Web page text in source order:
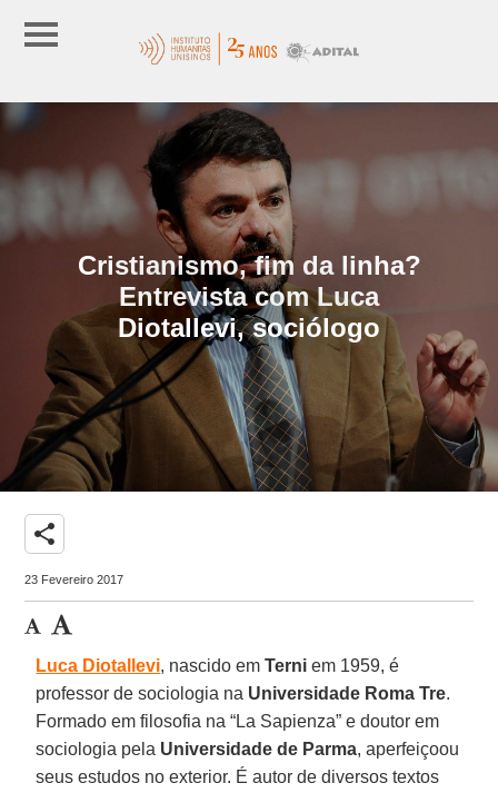
Cristianismo, fim da linha?
Entrevista com Luca
Diotallevi, sociólogo
share
23 Fevereiro 2017
Luca Diotallevi, nascido emTerni em 1959, é
professor de sociologia na Universidade Roma Tre.
Formado em filosofia na “La Sapienza” e doutor em
sociologia pela Universidade de Parma, aperfeiçoou
seus estudos no exterior. É autor de diversos textos